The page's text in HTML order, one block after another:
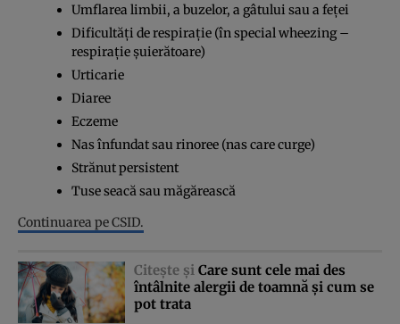
Umflarea limbii, a buzelor, a gâtului sau a feţei
Dificultăţi de respiraţie (în special wheezing –
respiraţie şuierătoare)
Urticarie
Diaree
Eczeme
Nas înfundat sau rinoree (nas care curge)
Strănut persistent
Tuse seacă sau măgărească
Continuarea pe CSID.
Citeşte şi Care sunt cele mai des
întâlnite alergii de toamnă şi cum se
pot trata